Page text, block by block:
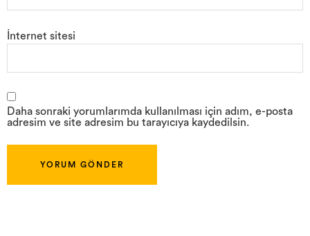
İnternet sitesi
Daha sonraki yorumlarımda kullanılması için adım, e-posta
adresim ve site adresim bu tarayıcıya kaydedilsin.